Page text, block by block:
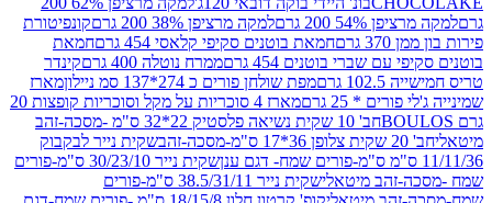
200 גרם
למקה מרציפן 38% 200 גרם
קונפיטורת
גרם
חמאת בוטנים סקיפי קלאסי 454 גרם
חמאת
עם שברי בוטנים 454 גרם
ממרח נוטלה 400 גרם
קינדר
גרם
מפת שולחן פורים כ 274*137 סמ ניילון
מארז
* 25 גרם
מארז 4 סוכריות על מקל וסוכריות קופצות 20
חב' 10 שקית נשיאה פלסטיק 22*32 ס"מ -מסכה-זהב
שקית נייר לבקבוק
שקית נייר 30/23/10 ס"מ-פורים
זהב מיטאלי
שקית נייר 38.5/31/11 ס"מ-פורים